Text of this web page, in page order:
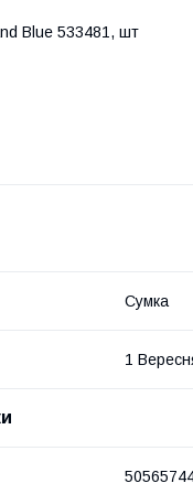
Blue 533481, шт
Сумка
1